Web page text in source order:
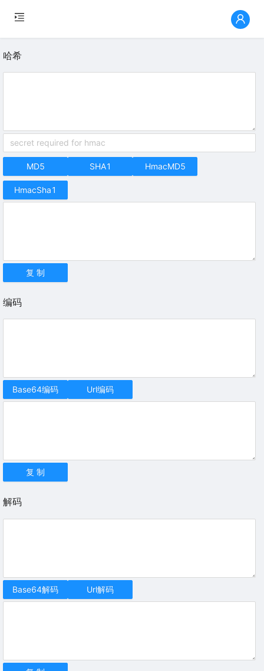
QuickUtil
哈希
MD5 SHA1 HmacMD5
HmacSha1
复 制
编码
Base64编码 Url编码
复 制
解码
Base64解码 Url解码